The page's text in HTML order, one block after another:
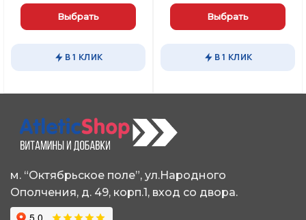
Выбрать
вариаций.
можно
выбрать
на
товара.
В 1 КЛИК
Выбрать
вариаций.
можно
выбрать
товара.
В 1 КЛИК
м. “Октябрьское поле”, ул.Народного
Ополчения, д. 49, корп.1, вход со двора.